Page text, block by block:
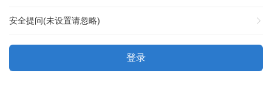
安全提问(未设置请忽略)
登录